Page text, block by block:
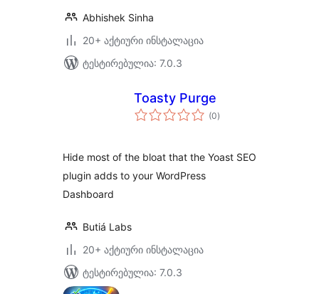
Abhishek Sinha
20+ აქტიური ინსტალაცია
ტესტირებულია: 7.0.3
Toasty Purge
(0საერთო
რეიტინგი
)
Hide most of the bloat that the Yoast SEO
plugin adds to your WordPress
Dashboard
Butiá Labs
20+ აქტიური ინსტალაცია
ტესტირებულია: 7.0.3